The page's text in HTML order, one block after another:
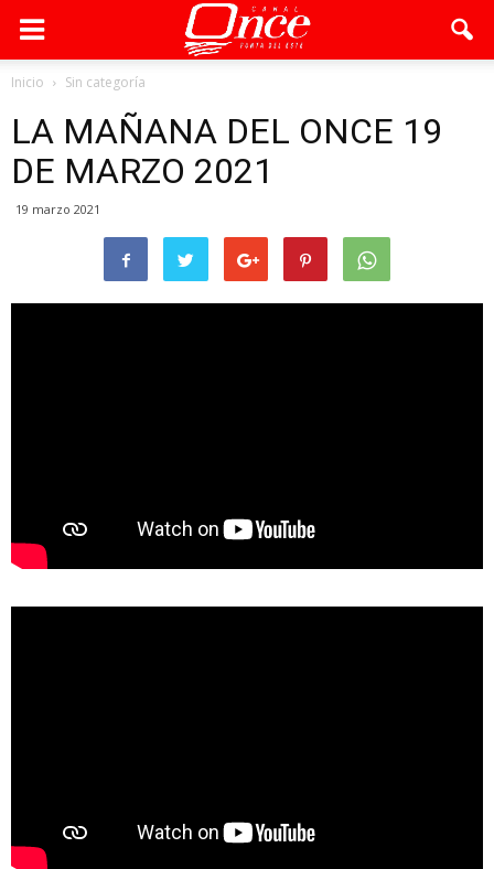
Inicio Sin categoría
LA MAÑANA DEL ONCE 19
DE MARZO 2021
19 marzo 2021